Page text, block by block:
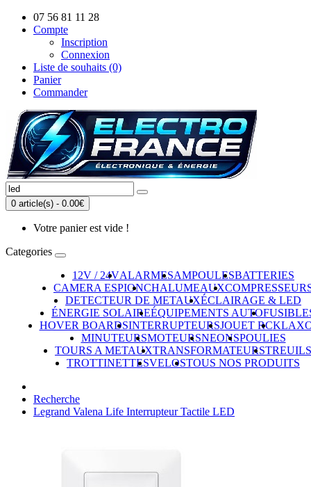
07 56 81 11 28
Compte
Inscription
Connexion
Liste de souhaits (0)
Panier
Commander
0 article(s) - 0.00€
Votre panier est vide !
Categories
12V / 24VALARMESAMPOULESBATTERIES
CAMERA ESPIONCHALUMEAUX
DETECTEUR DE METAUXÉCLAIRAGE & LED
ÉNERGIE SOLAIREÉQUIPEMENTS AUTO
HOVER BOARDSINTERRUPTEURSJOUET RC
MINUTEURSMOTEURSNEONSPOULIES
TOURS A METAUXTRANSFORMATEURSTREUILS
TROTTINETTESVELOSTOUS NOS PRODUITS
Recherche
Legrand Valena Life Interrupteur Tactile LED